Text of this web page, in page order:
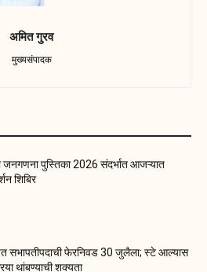
अमित गुरव
मुख्यसंपादक
जनगणना पुस्तिका 2026 संदर्भात आजऱ्यात
शिबिर
सभापतीपदाची फेरनिवड 30 जुलैला; स्टे आल्यास
थांबण्याची शक्यता